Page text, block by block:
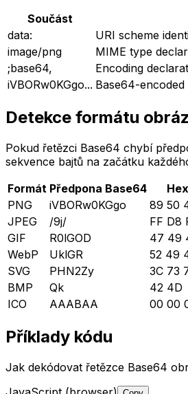
Součást
data:
URI scheme
image/png
MIME type
;base64,
Encoding
iVBORw0KGgo... Base64-encoded
Detekce formátu
Pokud řetězci Base64 chybí
sekvence bajtů na začátku
Formát Předpona Base64
PNG
iVBORw0KGgo 89 50
JPEG
/9j/ FF D8
GIF
R0lGOD 47 49
WebP
UklGR 52 49
SVG
PHN2Zy 3C 73
BMP
Qk 42 4D
ICO
AAABAA 00 00
Příklady kódu
Jak dekódovat řetězce Base64